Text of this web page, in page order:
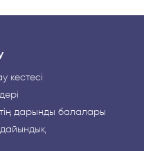
кестесі
дарынды балалары